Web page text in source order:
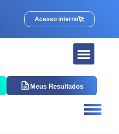
Acesso interno
Meus Resultados